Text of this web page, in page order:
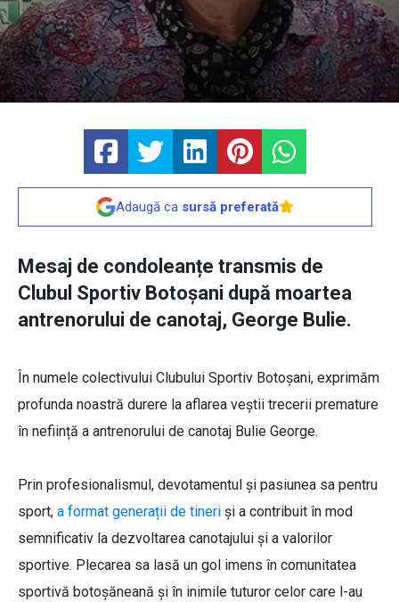
Adaugă ca sursă preferată
Mesaj de condoleanțe transmis de
Clubul Sportiv Botoșani după moartea
antrenorului de canotaj, George Bulie.
În numele colectivului Clubului Sportiv Botoșani, exprimăm
profunda noastră durere la aflarea veștii trecerii premature
în neființă a antrenorului de canotaj Bulie George.
Prin profesionalismul, devotamentul și pasiunea sa pentru
sport, a format generații de tineri și a contribuit în mod
semnificativ la dezvoltarea canotajului și a valorilor
sportive. Plecarea sa lasă un gol imens în comunitatea
sportivă botoșăneană și în inimile tuturor celor care l-au